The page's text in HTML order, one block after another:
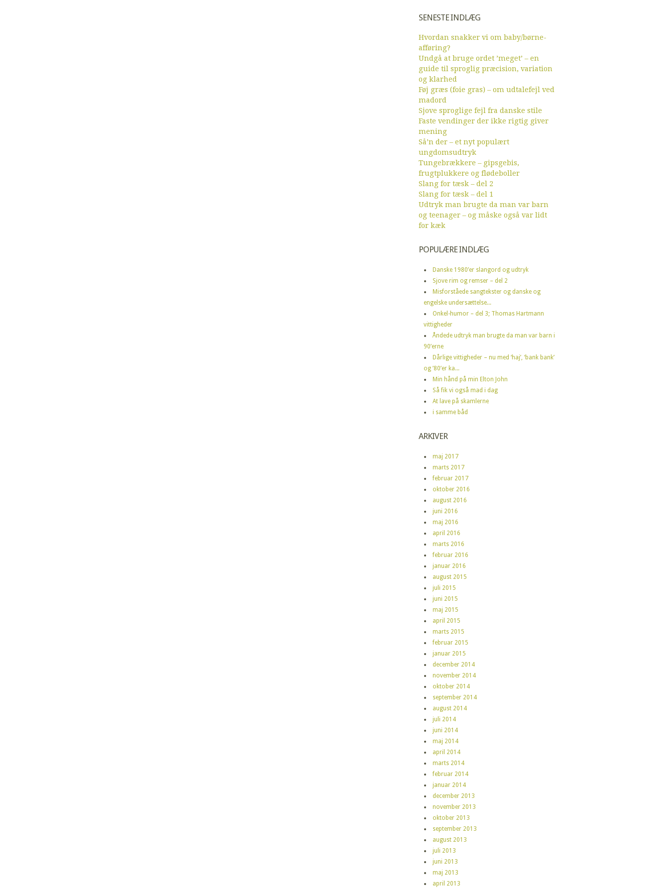
SENESTE INDLÆG
Hvordan snakker vi om baby/børne-
afføring?
Undgå at bruge ordet ’meget’ – en
guide til sproglig præcision, variation
og klarhed
Føj græs (foie gras) – om udtalefejl ved
madord
Sjove sproglige fejl fra danske stile
Faste vendinger der ikke rigtig giver
mening
Så’n der – et nyt populært
ungdomsudtryk
Tungebrækkere – gipsgebis,
frugtplukkere og flødeboller
Slang for tæsk – del 2
Slang for tæsk – del 1
Udtryk man brugte da man var barn
og teenager – og måske også var lidt
for kæk
POPULÆRE INDLÆG
Danske 1980’er slangord og udtryk
Sjove rim og remser – del 2
Misforståede sangtekster og danske og
engelske undersættelse...
Onkel-humor – del 3; Thomas Hartmann
vittigheder
Åndede udtryk man brugte da man var barn i
90’erne
Dårlige vittigheder – nu med ‘haj’, ‘bank bank’
og ’80’er ka...
Min hånd på min Elton John
Så fik vi også mad i dag
At lave på skamlerne
i samme båd
ARKIVER
maj 2017
marts 2017
februar 2017
oktober 2016
august 2016
juni 2016
maj 2016
april 2016
marts 2016
februar 2016
januar 2016
august 2015
juli 2015
juni 2015
maj 2015
april 2015
marts 2015
februar 2015
januar 2015
december 2014
november 2014
oktober 2014
september 2014
august 2014
juli 2014
juni 2014
maj 2014
april 2014
marts 2014
februar 2014
januar 2014
december 2013
november 2013
oktober 2013
september 2013
august 2013
juli 2013
juni 2013
maj 2013
april 2013